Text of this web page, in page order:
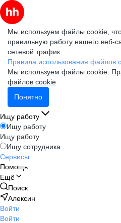
Мы используем файлы cookie,
правильную работу нашего веб-
сетевой трафик.
Правила использования файлов
Мы используем файлы cookie.
файлов cookie
Понятно
Ищу работу
Ищу работу
Ищу работу
Ищу сотрудника
Сервисы
Помощь
Ещё
Поиск
Алексин
Войти
Войти